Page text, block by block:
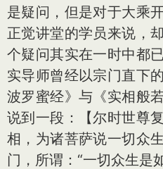
是疑问，但是对于大乘
正觉讲堂的学员来说，
个疑问其实在一时中都
实导师曾经以宗门直下
波罗蜜经》与《实相般
说到一段：【尔时世尊
相，为诸菩萨说一切众
门，所谓：“一切众生是